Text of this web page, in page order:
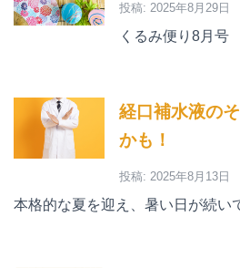
投稿: 2025年8月29日
くるみ便り8月号
経口補水液の
かも！
投稿: 2025年8月13日
本格的な夏を迎え、暑い日が続い